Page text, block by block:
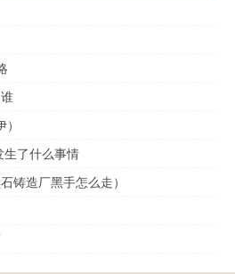
了什么事情
铸造厂黑手怎么走）